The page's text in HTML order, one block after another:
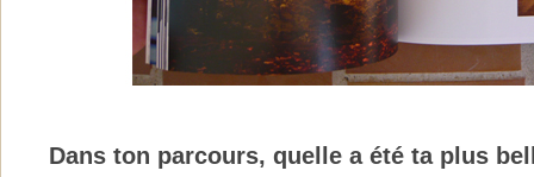
Dans ton parcours, quelle a été ta plus